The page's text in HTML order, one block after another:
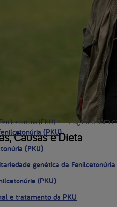
Causas e Dieta
Fenilcetonúria (PKU) Página
(PKU)
(PKU)
genética da Fenilcetonúria
(PKU)
e tratamento da PKU